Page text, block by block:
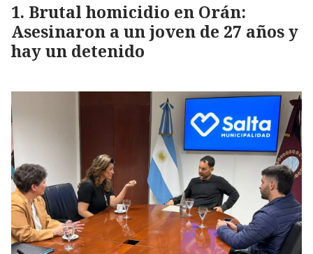
Brutal homicidio en Orán:
Asesinaron a un joven de 27 años y
hay un detenido